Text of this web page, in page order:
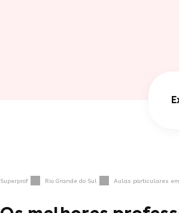
Superprof Rio Grande do Sul Aulas particulares